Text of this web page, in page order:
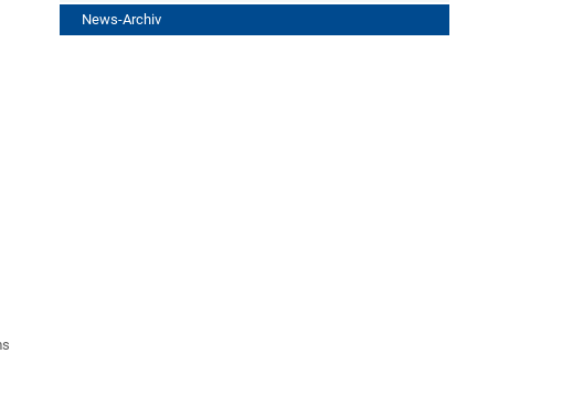
News-Archiv